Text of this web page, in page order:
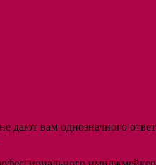
вам однозначного